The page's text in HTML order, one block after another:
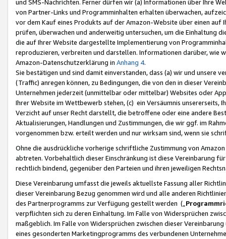
und SMS-Nachrichten. Ferner dürfen wir (a) Informationen über Ihre
von Partner-Links und Programminhalten erhalten überwachen,
vor dem Kauf eines Produkts auf der Amazon-Website über einen
prüfen, überwachen und anderweitig untersuchen, um die Einhaltung
die auf Ihrer Website dargestellte Implementierung von
reproduzieren, verbreiten und darstellen. Informationen darüber, wie
Amazon-Datenschutzerklärung in Anhang 4.
Sie bestätigen und sind damit einverstanden, dass (a) wir und
(Traffic) anregen können, zu Bedingungen, die von den in dieser
Unternehmen jederzeit (unmittelbar oder mittelbar) Websites oder
Ihrer Website im Wettbewerb stehen, (c) ein Versäumnis unsererseits,
Verzicht auf unser Recht darstellt, die betroffene oder eine andere
Aktualisierungen, Handlungen und Zustimmungen, die wir ggf. im
vorgenommen bzw. erteilt werden und nur wirksam sind, wenn sie
Ohne die ausdrückliche vorherige schriftliche Zustimmung von
abtreten. Vorbehaltlich dieser Einschränkung ist diese Vereinbarung
rechtlich bindend, gegenüber den Parteien und ihren jeweiligen
Diese Vereinbarung umfasst die jeweils aktuellste Fassung aller
dieser Vereinbarung Bezug genommen wird und alle anderen
des Partnerprogramms zur Verfügung gestellt werden („
verpflichten sich zu deren Einhaltung. Im Falle von Widersprüchen
maßgeblich. Im Falle von Widersprüchen zwischen dieser
eines gesonderten Marketingprogramms des verbundenen